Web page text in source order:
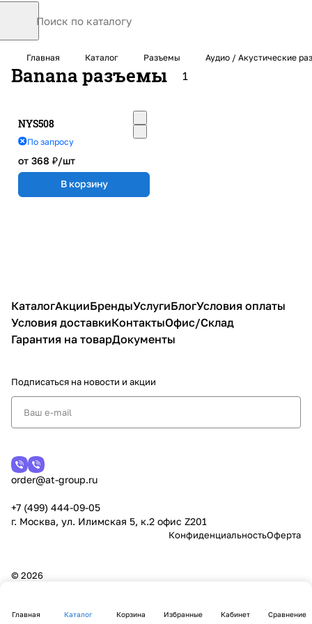
Главная Каталог Разъемы Аудио / Акустические
Banana разъемы 1
NYS508
По запросу
от 368 ₽/шт
В корзину
Главная Каталог Корзина Избранные Кабинет Сравнение
КаталогАкцииБрендыУслугиБлогУсловия оплаты
Условия доставкиКонтактыОфис/Склад
Гарантия на товарДокументы
Подписаться на новости и акции
order@at-group.ru
+7 (499) 444-09-05
г. Москва, ул. Илимская 5, к.2 офис Z201
КонфиденциальностьОферта
© 2026